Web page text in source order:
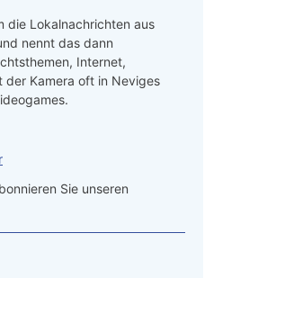
die Lokalnachrichten aus
nennt das dann
Internet,
der Kamera oft in Neviges
Sie unseren